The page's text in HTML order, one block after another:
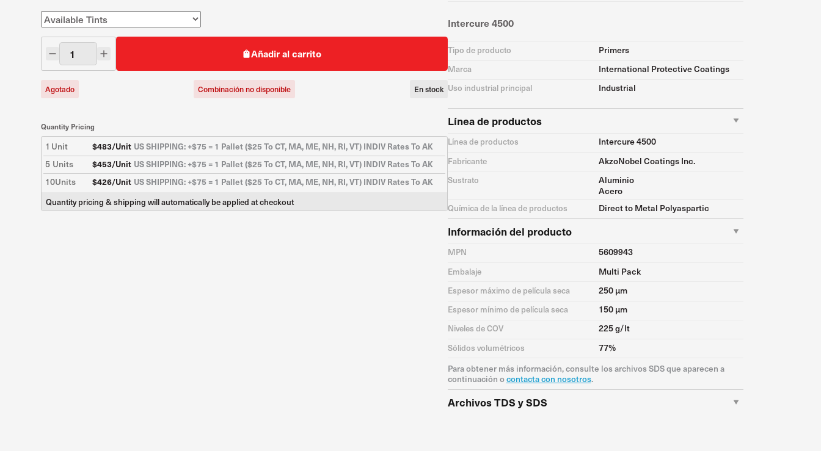
Añadir al carrito
Agotado Combinación no disponible En stock
Quantity Pricing
1 Unit $483/Unit US SHIPPING: +$75 = 1 Pallet ($25 To CT, MA, ME, NH, RI, VT) INDIV Rates To AK
5 Units $453/Unit US SHIPPING: +$75 = 1 Pallet ($25 To CT, MA, ME, NH, RI, VT) INDIV Rates To AK
10Units $426/Unit US SHIPPING: +$75 = 1 Pallet ($25 To CT, MA, ME, NH, RI, VT) INDIV Rates To AK
Quantity pricing & shipping will automatically be applied at checkout
Intercure 4500
Tipo de producto Primers
Marca International Protective Coatings
Uso industrial principal Industrial
Línea de productos
Línea de productos Intercure 4500
Fabricante AkzoNobel Coatings Inc.
Sustrato
Aluminio
Acero
Química de la línea de productos Direct to Metal Polyaspartic
Información del producto
MPN 5609943
Embalaje Multi Pack
Espesor máximo de película seca 250 μm
Espesor mínimo de película seca 150 μm
Niveles de COV 225 g/lt
Sólidos volumétricos
77%
Para obtener más información, consulte los archivos SDS que aparecen a
continuación ocontacta con nosotros.
Archivos TDS y SDS